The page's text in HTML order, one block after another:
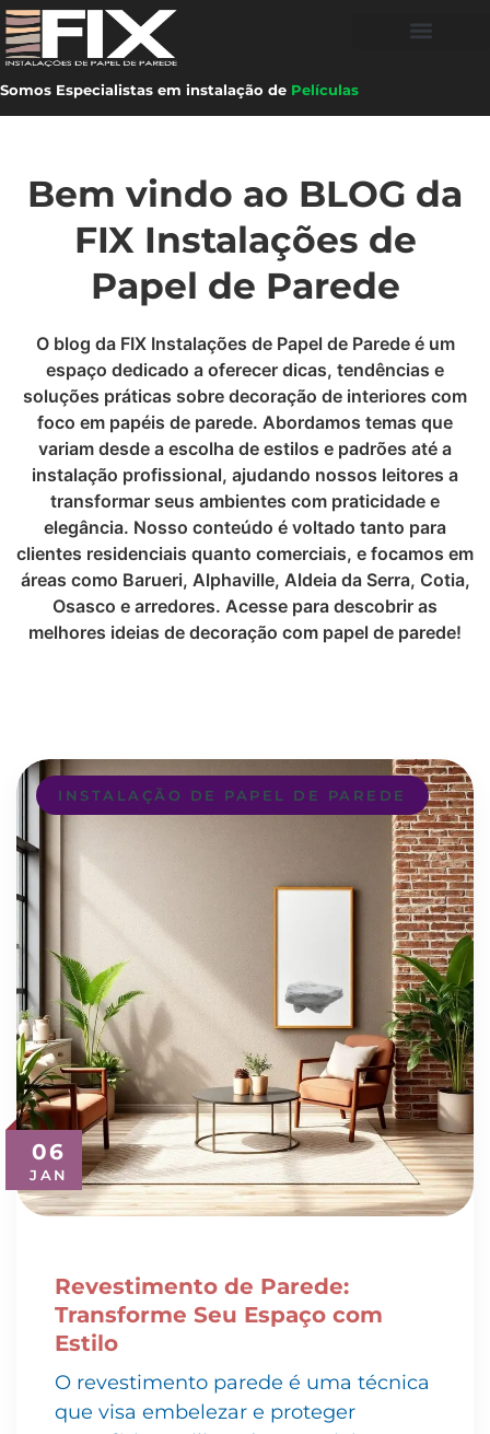
Somos Especialistas em instalação de Películas
Bem vindo ao BLOG da
FIX Instalações de
Papel de Parede
O blog da FIX Instalações de Papel de Parede é um
espaço dedicado a oferecer dicas, tendências e
soluções práticas sobre decoração de interiores com
foco em papéis de parede. Abordamos temas que
variam desde a escolha de estilos e padrões até a
instalação profissional, ajudando nossos leitores a
transformar seus ambientes com praticidade e
elegância. Nosso conteúdo é voltado tanto para
clientes residenciais quanto comerciais, e focamos em
áreas como Barueri, Alphaville, Aldeia da Serra, Cotia,
Osasco e arredores. Acesse para descobrir as
melhores ideias de decoração com papel de parede!
06
JAN
INSTALAÇÃO DE PAPEL DE PAREDE
Revestimento de Parede:
Transforme Seu Espaço com
Estilo
O revestimento parede é uma técnica
que visa embelezar e proteger